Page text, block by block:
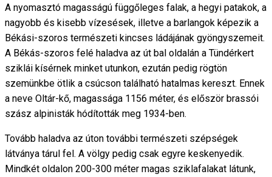
A nyomasztó magasságú függőleges falak, a hegyi patakok, a
nagyobb és kisebb vízesések, illetve a barlangok képezik a
Békási-szoros természeti kincses ládájának gyöngyszemeit.
A Békás-szoros felé haladva az út bal oldalán a Tündérkert
sziklái kísérnek minket utunkon, ezután pedig rögtön
szemünkbe ötlik a csúcson található hatalmas kereszt. Ennek
a neve Oltár-kő, magassága 1156 méter, és először brassói
szász alpinisták hódították meg 1934-ben.
Tovább haladva az úton további természeti szépségek
látványa tárul fel. A völgy pedig csak egyre keskenyedik.
Mindkét oldalon 200-300 méter magas sziklafalakat látunk,